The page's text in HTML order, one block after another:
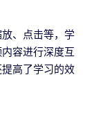
、点击等，学
容进行深度互
高了学习的效